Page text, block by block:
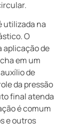
utilizada na
O
aplicação de
em um
de
da pressão
final atenda
é comum
e outros